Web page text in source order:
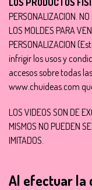
LOS PRODUCTOS
PERSONALIZACION.
LOS MOLDES PARA
PERSONALIZACION
infrigir los usos y
accesos sobre todas
www.chuideas.com
LOS VIDEOS SON DE
MISMOS NO PUEDEN
IMITADOS.
Al efectuar la